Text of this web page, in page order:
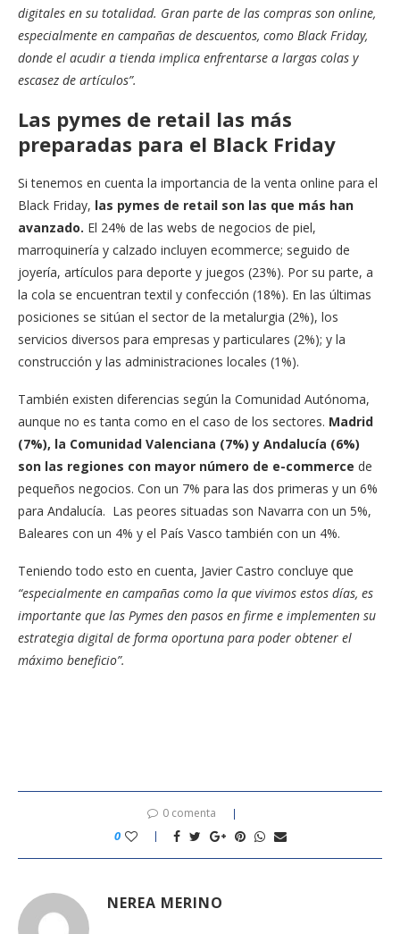
digitales en su totalidad. Gran parte de las compras son online,
especialmente en campañas de descuentos, como Black Friday,
donde el acudir a tienda implica enfrentarse a largas colas y
escasez de artículos”.
Las pymes de retail las más
preparadas para el Black Friday
Si tenemos en cuenta la importancia de la venta online para el
Black Friday, las pymes de retail son las que más han
avanzado. El 24% de las webs de negocios de piel,
marroquinería y calzado incluyen ecommerce; seguido de
joyería, artículos para deporte y juegos (23%). Por su parte, a
la cola se encuentran textil y confección (18%). En las últimas
posiciones se sitúan el sector de la metalurgia (2%), los
servicios diversos para empresas y particulares (2%); y la
construcción y las administraciones locales (1%).
También existen diferencias según la Comunidad Autónoma,
aunque no es tanta como en el caso de los sectores. Madrid
(7%), la Comunidad Valenciana (7%) y Andalucía (6%)
son las regiones con mayor número de e-commerce de
pequeños negocios. Con un 7% para las dos primeras y un 6%
para Andalucía. Las peores situadas son Navarra con un 5%,
Baleares con un 4% y el País Vasco también con un 4%.
Teniendo todo esto en cuenta, Javier Castro concluye que
“especialmente en campañas como la que vivimos estos días, es
importante que las Pymes den pasos en firme e implementen su
estrategia digital de forma oportuna para poder obtener el
máximo beneficio”.
0 comenta
0
NEREA MERINO